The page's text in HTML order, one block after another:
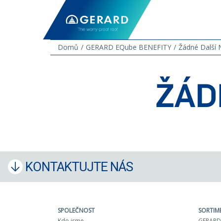
Domů
GERARD EQube BENEFITY Žádné Další
KONTAKTUJTE NÁS
SPOLEČNOST